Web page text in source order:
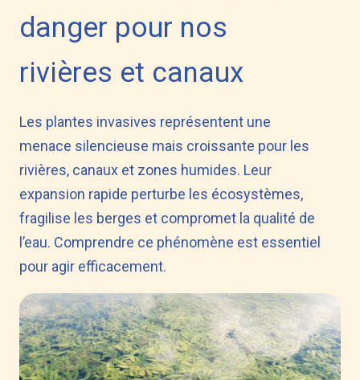
danger pour nos
rivières et canaux
Les plantes invasives représentent une
menace silencieuse mais croissante pour les
rivières, canaux et zones humides. Leur
expansion rapide perturbe les écosystèmes,
fragilise les berges et compromet la qualité de
l’eau. Comprendre ce phénomène est essentiel
pour agir efficacement.